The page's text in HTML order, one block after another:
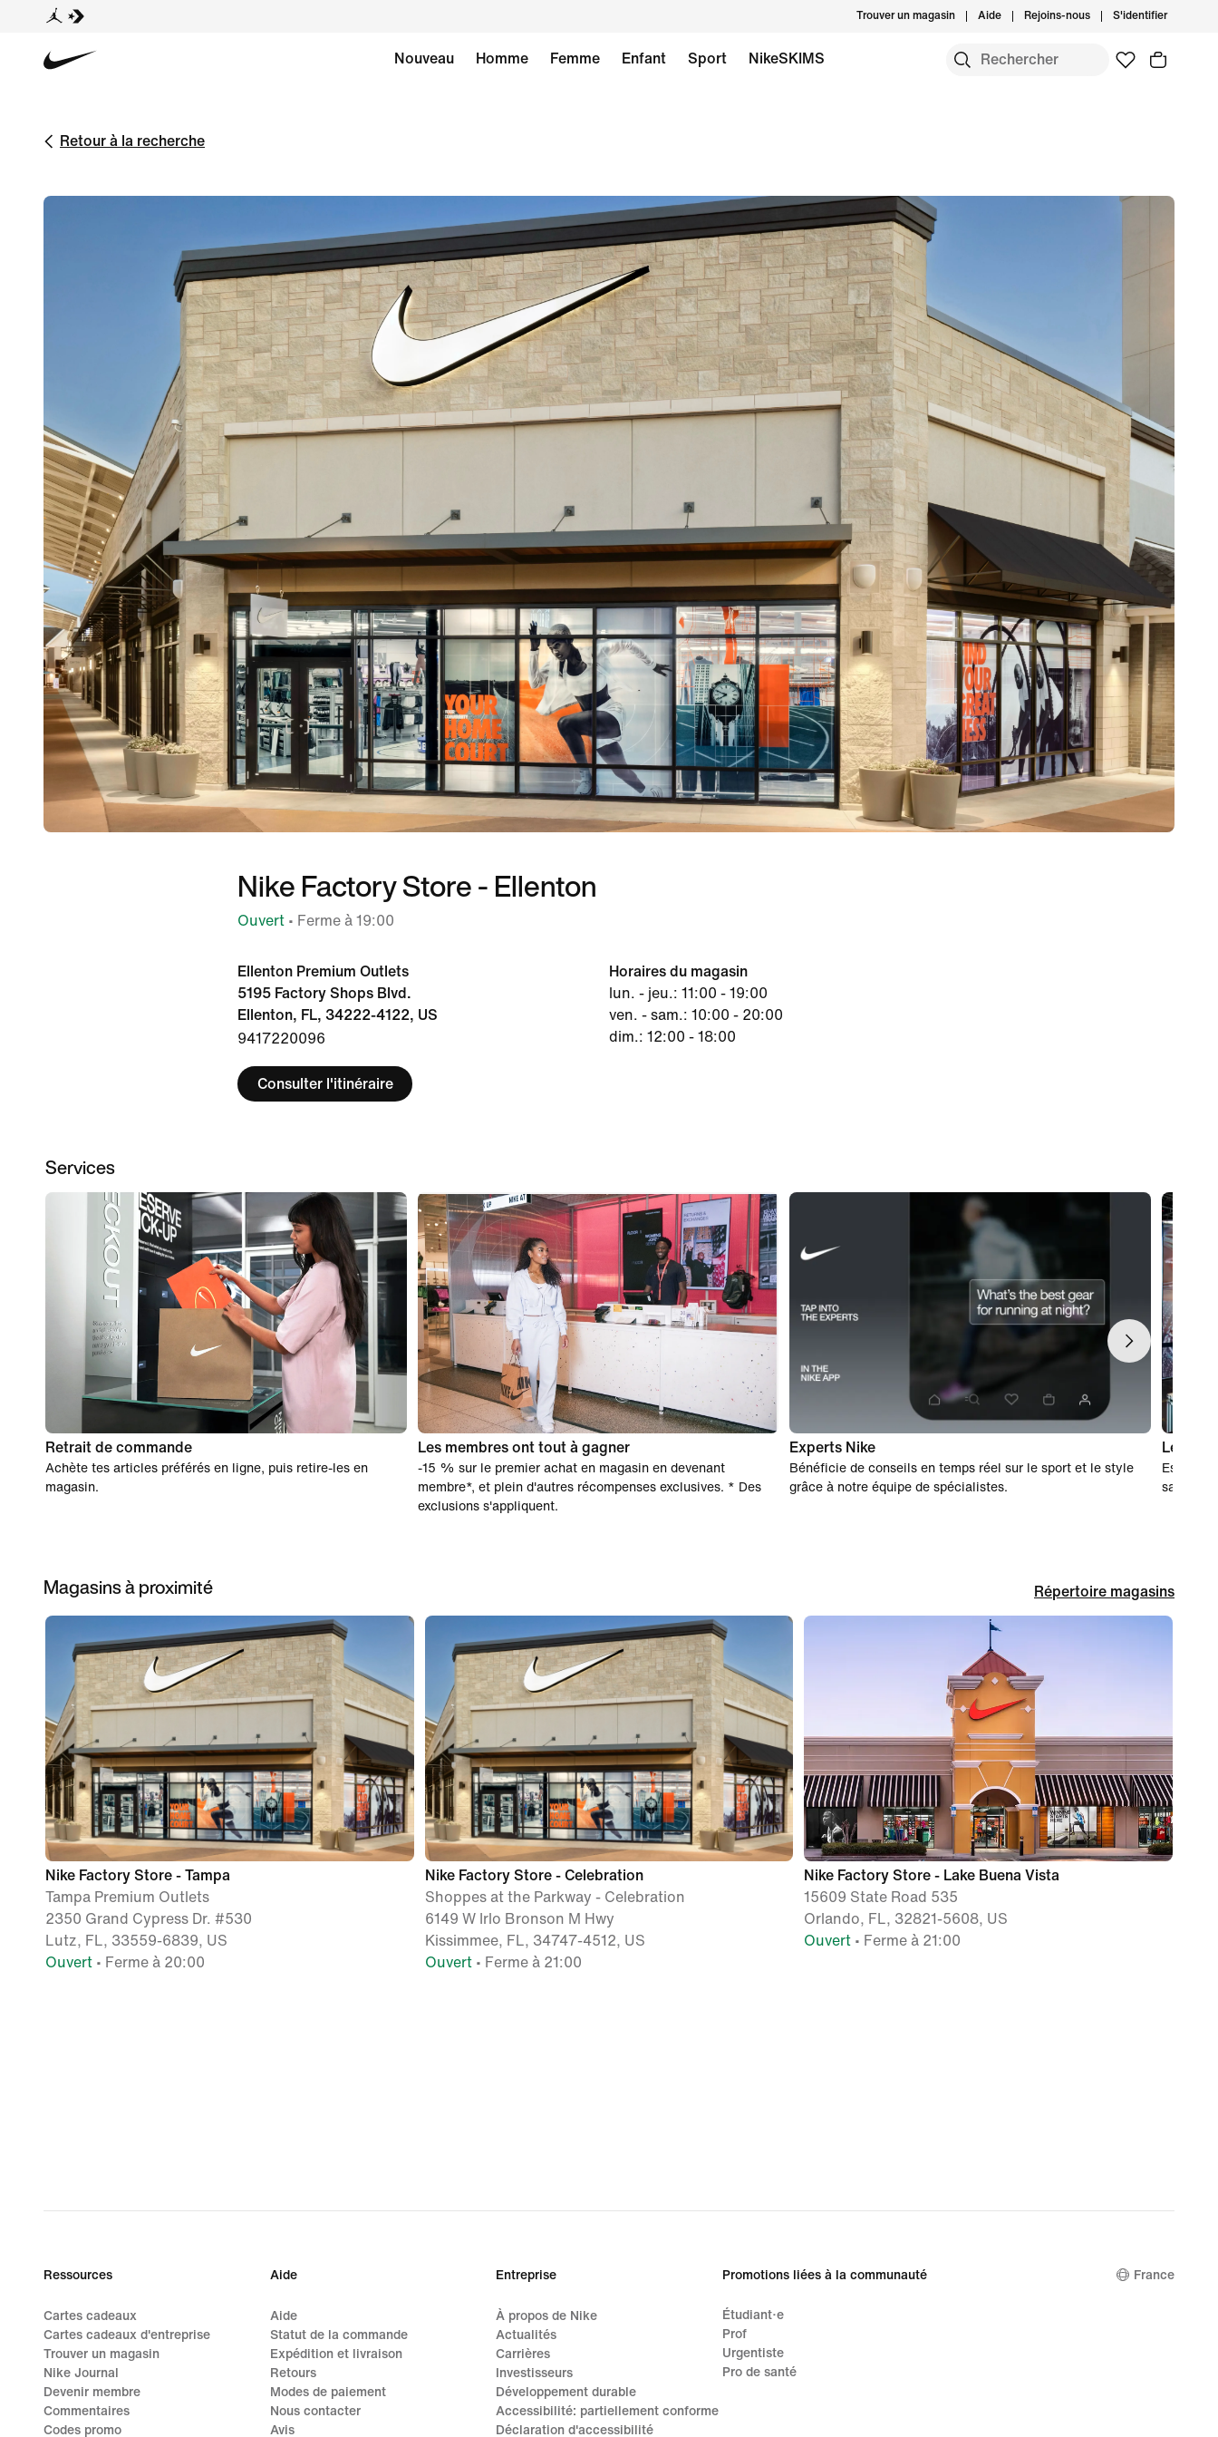
Trouver un magasin Aide Rejoins-nous S'identifier
Nouveau Homme Femme Enfant Sport NikeSKIMS
Retour à la recherche
Nike Factory Store - Ellenton
Ouvert • Ferme à 19:00
Ellenton Premium Outlets
5195 Factory Shops Blvd.
Ellenton, FL, 34222-4122, US
9417220096
Consulter l'itinéraire
Horaires du magasin
lun. - jeu.: 11:00 - 19:00
ven. - sam.: 10:00 - 20:00
dim.: 12:00 - 18:00
Services
Retrait de commande
Achète tes articles préférés en ligne, puis retire-les en
magasin.
Les membres ont tout à gagner
-15 % sur le premier achat en magasin en devenant
membre*, et plein d'autres récompenses exclusives. * Des
exclusions s'appliquent.
Experts Nike
Bénéficie de conseils en temps réel sur le sport et le style
grâce à notre équipe de spécialistes.
Le
Essayez
sans
Magasins à proximité Répertoire magasins
Nike Factory Store - Tampa
Tampa Premium Outlets
2350 Grand Cypress Dr. #530
Lutz, FL, 33559-6839, US
Ouvert • Ferme à 20:00
Nike Factory Store - Celebration
Shoppes at the Parkway - Celebration
6149 W Irlo Bronson M Hwy
Kissimmee, FL, 34747-4512, US
Ouvert• Ferme à 21:00
Nike Factory Store - Lake Buena Vista
15609 State Road 535
Orlando, FL, 32821-5608, US
Ouvert • Ferme à 21:00
Ressources
Cartes cadeaux
Cartes cadeaux d'entreprise
Trouver un magasin
Nike Journal
Devenir membre
Commentaires
Codes promo
Aide
Aide
Statut de la commande
Expédition et livraison
Retours
Modes de paiement
Nous contacter
Avis
Entreprise
À propos de Nike
Actualités
Carrières
Investisseurs
Développement durable
Accessibilité: partiellement conforme
Déclaration d'accessibilité
Promotions liées à la communauté
Étudiant·e
Prof
Urgentiste
Pro de santé
France